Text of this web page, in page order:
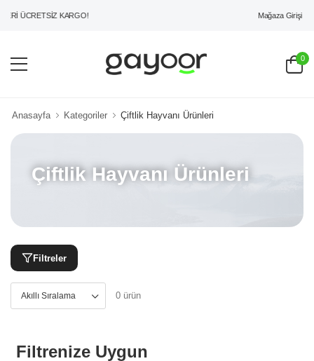
ÜCRETSİZ KARGO! Mağaza Girişi
0
Anasayfa Kategoriler Çiftlik Hayvanı Ürünleri
Çiftlik Hayvanı Ürünleri
Filtreler
0 ürün